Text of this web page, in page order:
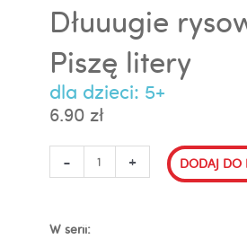
Dłuuugie
Piszę litery
dla dzieci: 5+
6.90 zł
-
Dłuuugie
litery
+ DODAJ DO
W serii: